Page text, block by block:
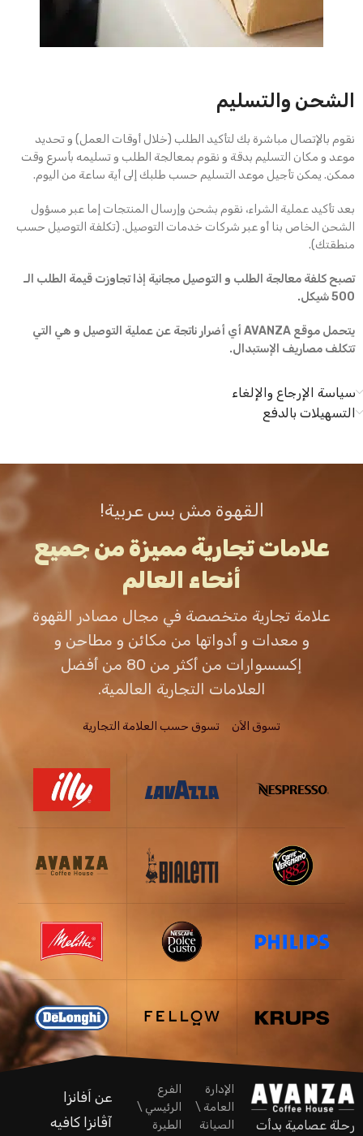
الشحن والتسليم
نقوم بالإتصال مباشرة بك لتأكيد الطلب (خلال أوقات العمل) و تحديد
موعد و مكان التسليم بدقة و نقوم بمعالجة الطلب و تسليمه بأسرع وقت
ممكن. يمكن تأجيل موعد التسليم حسب طلبك إلى أية ساعة من اليوم.
بعد تأكيد عملية الشراء، نقوم بشحن وإرسال المنتجات إما عبر مسؤول
الشحن الخاص بنا أو عبر شركات خدمات التوصيل. (تكلفة التوصيل حسب
منطقتك).
تصبح كلفة معالجة الطلب و التوصيل مجانية إذا تجاوزت قيمة الطلب الـ
500 شيكل.
يتحمل موقع AVANZA أي أضرار ناتجة عن عملية التوصيل و هي التي
تتكلف مصاريف الإستبدال.
سياسة الإرجاع والإلغاء
التسهيلات بالدفع
القهوة مش بس عربية!
علامات تجارية مميزة من جميع
أنحاء العالم
علامة تجارية متخصصة في مجال مصادر القهوة
و معدات و أدواتها من مكائن و مطاحن و
إكسسوارات من أكثر من 80 من أفضل
العلامات التجارية العالمية.
تسوق الاَن تسوق حسب العلامة التجارية
رحلة عصامية بدأت
الإدارة
العامة \
الصيانة
الفرع
الرئيسي \
الطيرة
عن اَفانزا
آڤانزا كافيه